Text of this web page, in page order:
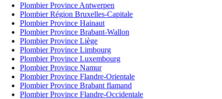
Plombier Province Antwerpen
Plombier Région Bruxelles-Capitale
Plombier Province Hainaut
Plombier Province Brabant-Wallon
Plombier Province Liège
Plombier Province Limbourg
Plombier Province Luxembourg
Plombier Province Namur
Plombier Province Flandre-Orientale
Plombier Province Brabant flamand
Plombier Province Flandre-Occidentale